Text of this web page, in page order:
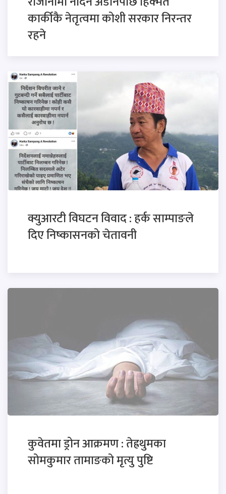
कार्कीकै नेतृत्वमा कोशी सरकार निरन्तर
रहने
क्युआरटी विघटन विवाद : हर्क साम्पाङले
दिए निष्कासनको चेतावनी
कुवेतमा ड्रोन आक्रमण : तेह्रथुमका
सोमकुमार तामाङको मृत्यु पुष्टि